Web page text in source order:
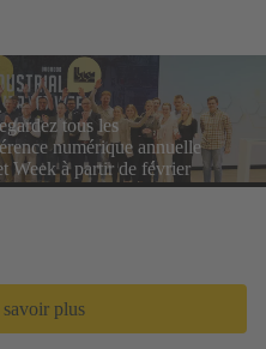
tous les
numérique annuelle
Week à partir de février
savoir plus